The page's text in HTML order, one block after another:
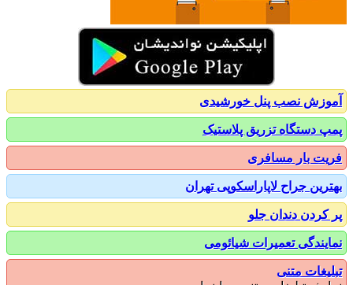
نصب پنل خورشیدی
دستگاه تزریق پلاستیک
بار مسافری
جراح لاپاراسکوپی تهران
دندان جلو
تعمیرات شیائومی
متنی